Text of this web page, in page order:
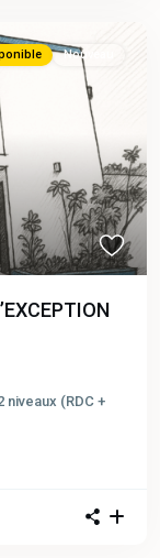
Nouveau
niveaux (RDC +